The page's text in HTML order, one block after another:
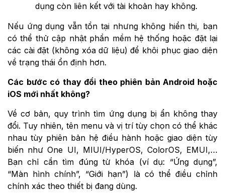
dụng còn liên kết với tài khoản hay không.
Nếu ứng dụng vẫn tồn tại nhưng không hiển thị, bạn
có thể thử cập nhật phần mềm hệ thống hoặc đặt lại
các cài đặt (không xóa dữ liệu) để khôi phục giao diện
về trạng thái ổn định hơn.
Các bước có thay đổi theo phiên bản Android hoặc
iOS mới nhất không?
Về cơ bản, quy trình tìm ứng dụng bị ẩn không thay
đổi. Tuy nhiên, tên menu và vị trí tùy chọn có thể khác
nhau tùy phiên bản hệ điều hành hoặc giao diện tùy
biến như One UI, MIUI/HyperOS, ColorOS, EMUI,…
Bạn chỉ cần tìm đúng từ khóa (ví dụ: “Ứng dụng”,
“Màn hình chính”, “Giới hạn”) là có thể điều chỉnh
chính xác theo thiết bị đang dùng.